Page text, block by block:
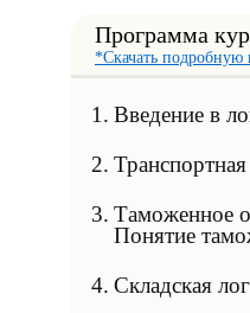
Программа
*Скачать подробную
1. Введение в
2.
3. Таможенное
Понятие
4. Складская